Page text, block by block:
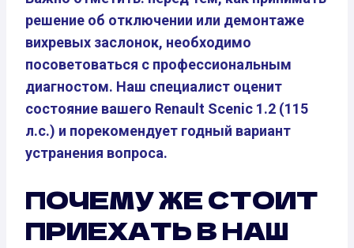
решение об отключении или демонтаже
вихревых заслонок, необходимо
посоветоваться с профессиональным
диагностом. Наш специалист оценит
состояние вашего Renault Scenic 1.2 (115
л.с.) и порекомендует годный вариант
устранения вопроса.
ПОЧЕМУ ЖЕ СТОИТ
ПРИЕХАТЬ В НАШ